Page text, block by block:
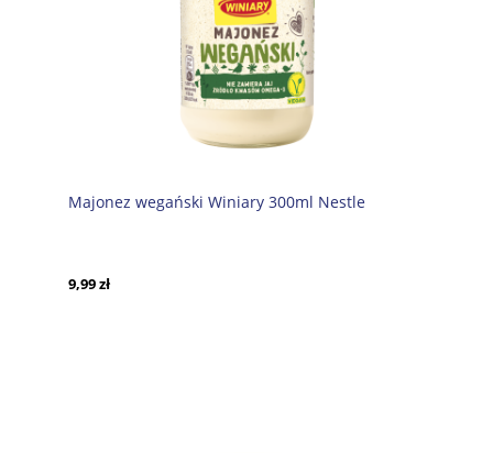
Majonez wegański Winiary 300ml Nestle
9,99 zł